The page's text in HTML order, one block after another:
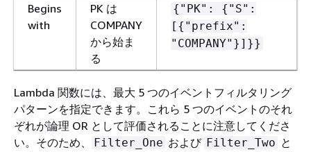
Begins
with
PK は
COMPANY
から始ま
る
{ "PK": { "S":
[ { "prefix":
"COMPANY"}]}}
Lambda 関数には、最大 5 つのイベントフィルタリング
パターンを指定できます。これら 5 つのイベントのそれ
ぞれが論理 OR として評価されることに注意してくださ
い。そのため、
Filter_One および Filter_Two と